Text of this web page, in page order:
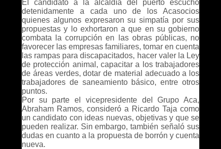
El candidato a la alcaldía del puerto escuchó
detenidamente a cada uno de los Acasocios
quienes algunos expresaron su simpatía por sus
propuestas y lo exhortaron a que en su gobierno
combata la corrupción en las obras públicas, no
favorecer las empresas familiares, tomar en cuenta
las rampas para discapacitados, hacer valer la Ley
de protección animal, capacitar a los trabajadores
de áreas verdes, dotar de material adecuado a los
trabajadores de saneamiento básico, entre otros
puntos.
Por su parte el vicepresidente del Grupo Aca,
Abraham Ramos, consideró a Ricardo Taja como
un candidato con ideas nuevas, objetivas y que se
pueden realizar. Sin embargo, también señaló sus
dudas en cuanto a la propuesta de borrón y cuenta
nueva.